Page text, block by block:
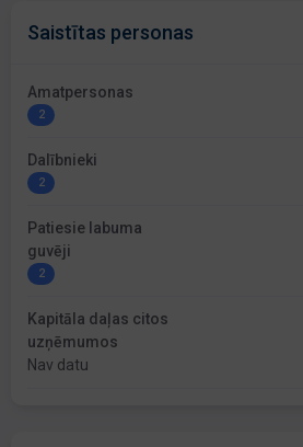
Saistītas personas
Amatpersonas
2
Dalībnieki
2
Patiesie labuma
guvēji
2
Kapitāla daļas citos
uzņēmumos
Nav datu